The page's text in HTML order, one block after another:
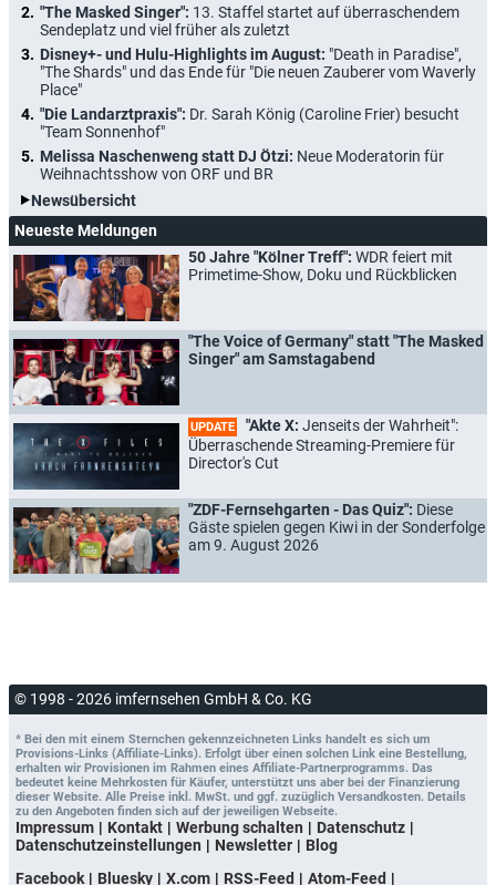
"The Masked Singer": 13. Staffel startet auf überraschendem
Sendeplatz und viel früher als zuletzt
Disney+- und Hulu-Highlights im August: "Death in Paradise",
"The Shards" und das Ende für "Die neuen Zauberer vom Waverly
Place"
"Die Landarztpraxis": Dr. Sarah König (Caroline Frier) besucht
"Team Sonnenhof"
Melissa Naschenweng statt DJ Ötzi: Neue Moderatorin für
Weihnachtsshow von ORF und BR
Newsübersicht
Neueste Meldungen
50 Jahre "Kölner Treff": WDR feiert mit
Primetime-Show, Doku und Rückblicken
"The Voice of Germany" statt "The Masked
Singer" am Samstagabend
UPDATE "Akte X: Jenseits der Wahrheit":
Überraschende Streaming-Premiere für
Director's Cut
"ZDF-Fernsehgarten - Das Quiz": Diese
Gäste spielen gegen Kiwi in der Sonderfolge
am 9. August 2026
© 1998 - 2026 imfernsehen GmbH & Co. KG
* Bei den mit einem Sternchen gekennzeichneten Links handelt es sich um
Provisions-Links (Affiliate-Links). Erfolgt über einen solchen Link eine Bestellung,
erhalten wir Provisionen im Rahmen eines Affiliate-Partnerprogramms. Das
bedeutet keine Mehrkosten für Käufer, unterstützt uns aber bei der Finanzierung
dieser Website. Alle Preise inkl. MwSt. und ggf. zuzüglich Versandkosten. Details
zu den Angeboten finden sich auf der jeweiligen Webseite.
Impressum Kontakt Werbung schalten
Datenschutz
Datenschutzeinstellungen
Newsletter
Blog
Facebook
Bluesky X.com RSS-Feed Atom-Feed